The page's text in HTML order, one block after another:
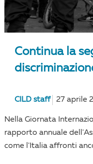
Continua la
CILD staff 27 aprile
Nella Giornata
rapporto annuale
come l'Italia affronti